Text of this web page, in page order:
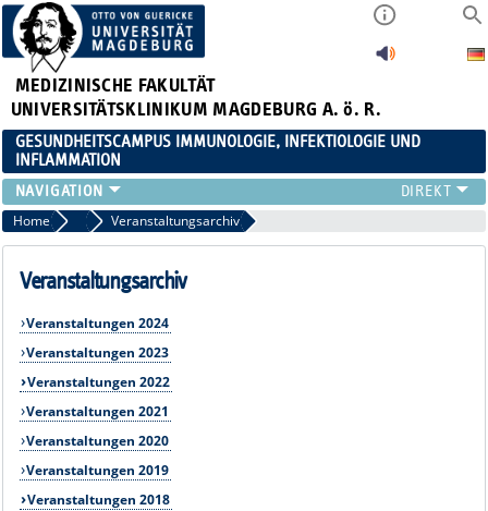
MEDIZINISCHE FAKULTÄT
UNIVERSITÄTSKLINIKUM MAGDEBURG A. ö. R.
GESUNDHEITSCAMPUS IMMUNOLOGIE, INFEKTIOLOGIE UND
INFLAMMATION
ÜBER UNS
MITGLIEDER
PAPER D. JAHRES
YOUNG ACADEMY
VERANSTALTUNGEN
LINKS
KONTAKT
Home Veranstaltungen
Veranstaltungsarchiv
Veranstaltungsarchiv
Veranstaltungen 2024
Veranstaltungen 2023
Veranstaltungen 2022
Veranstaltungen 2021
Veranstaltungen 2020
Veranstaltungen 2019
Veranstaltungen 2018